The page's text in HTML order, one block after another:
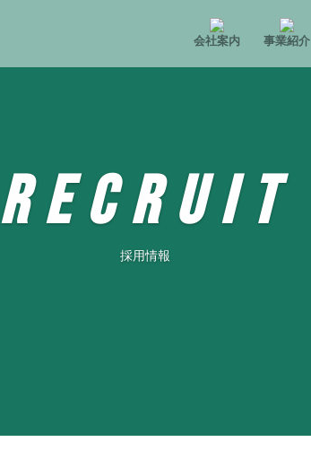
会社案内 事業紹介
RECRUIT
採用情報